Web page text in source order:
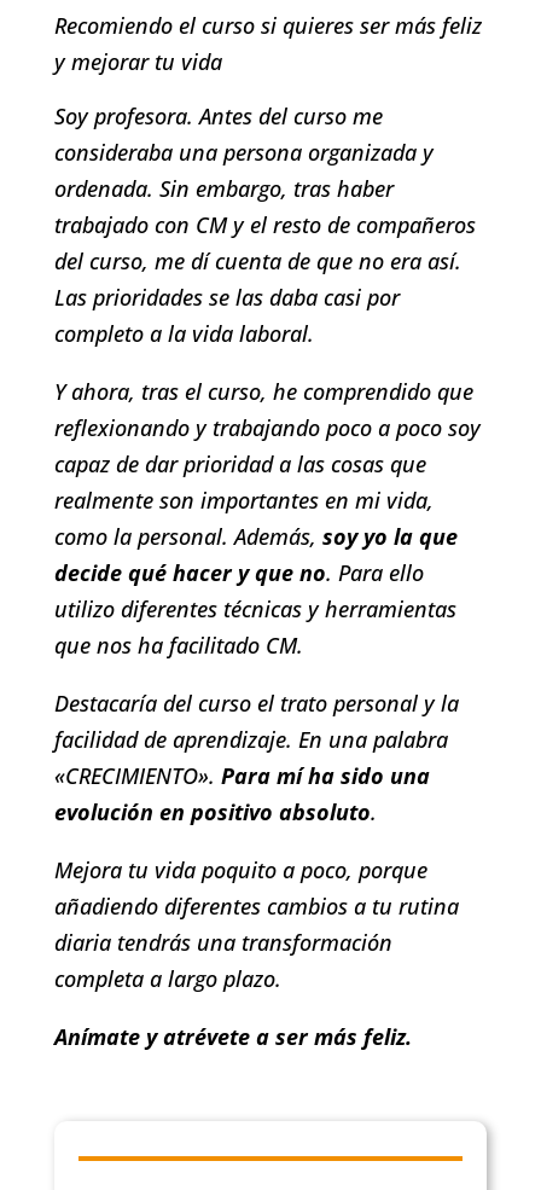
Recomiendo el curso si quieres ser más feliz
y mejorar tu vida
Soy profesora. Antes del curso me
consideraba una persona organizada y
ordenada. Sin embargo, tras haber
trabajado con CM y el resto de compañeros
del curso, me dí cuenta de que no era así.
Las prioridades se las daba casi por
completo a la vida laboral.
Y ahora, tras el curso, he comprendido que
reflexionando y trabajando poco a poco soy
capaz de dar prioridad a las cosas que
realmente son importantes en mi vida,
como la personal. Además, soy yo la que
decide qué hacer y que no. Para ello
utilizo diferentes técnicas y herramientas
que nos ha facilitado CM.
Destacaría del curso el trato personal y la
facilidad de aprendizaje. En una palabra
«CRECIMIENTO». Para mí ha sido una
evolución en positivo absoluto.
Mejora tu vida poquito a poco, porque
añadiendo diferentes cambios a tu rutina
diaria tendrás una transformación
completa a largo plazo.
Anímate y atrévete a ser más feliz.